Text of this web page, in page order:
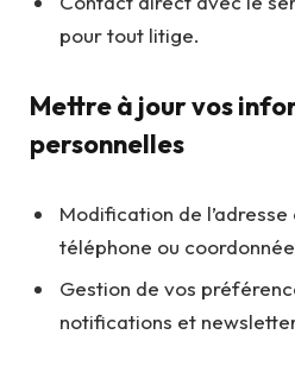
pour tout litige.
Mettre à jour vos
personnelles
Modification de
téléphone ou
Gestion de vos
notifications et